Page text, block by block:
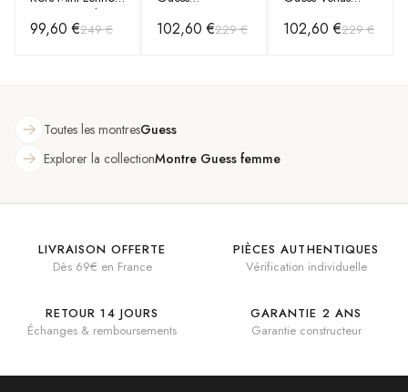
MK7281 cadran
noir bracelet en
99,60 €249 €
Cadran Vert et
102,60 €229 €
Cadran Blanc
102,60 €229 €
Toutes les montresGuess
Explorer la collectionMontre Guess femme
LIVRAISON OFFERTE
Dès 69€ en France
PIÈCES AUTHENTIQUES
Vérification individuelle
RETOUR 14 JOURS
Échanges & remboursements
GARANTIE 2 ANS
Garantie constructeur